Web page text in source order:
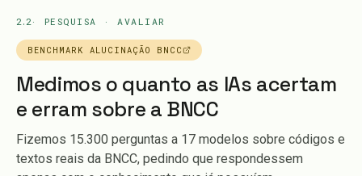
2.2· PESQUISA · AVALIAR
BENCHMARK ALUCINAÇÃO BNCC
Medimos o quanto as IAs acertam
e erram sobre a BNCC
Fizemos 15.300 perguntas a 17 modelos sobre códigos e
textos reais da BNCC, pedindo que respondessem